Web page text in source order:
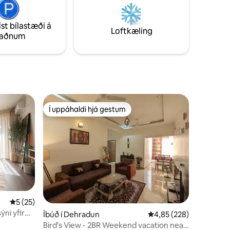
er
!
rétti sem innihalda kjöt af fræga
matseðlinum sem kokkurinn Sameer og
móðir hans, Swapna, hafa útbúið.
bílastæði á
Loftkæling
5 af 5 í meðaleinkunn, 25 umsagnir
5 (25)
yfir
Í uppáhaldi hjá gestum
Í uppáhaldi hjá gestum
Íbúð í Dehradun 4,85 af 5 í
4,85 (228)
Bird's View - 2BR Weekend vacation near